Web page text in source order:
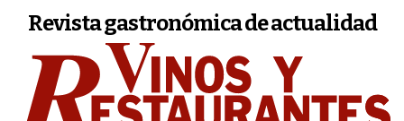
Revista gastronómica de actualidad